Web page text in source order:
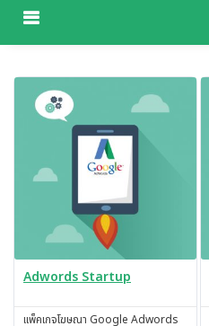
MENU
Adwords Startup
แพ็คเกจโฆษณา Google Adwords